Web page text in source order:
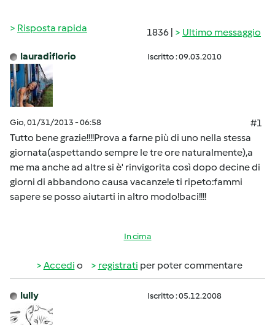
1836 | Ultimo messaggio
Risposta rapida
lauradiflorio Iscritto : 09.03.2010
Gio, 01/31/2013 - 06:58
#1
Tutto bene grazie!!!!Prova a farne più di uno nella stessa
giornata(aspettando sempre le tre ore naturalmente),a
me ma anche ad altre si è' rinvigorita così dopo decine di
giorni di abbandono causa vacanze!e ti ripeto:fammi
sapere se posso aiutarti in altro modo!baci!!!!
In cima
Accedi o registrati per poter commentare
lully Iscritto : 05.12.2008